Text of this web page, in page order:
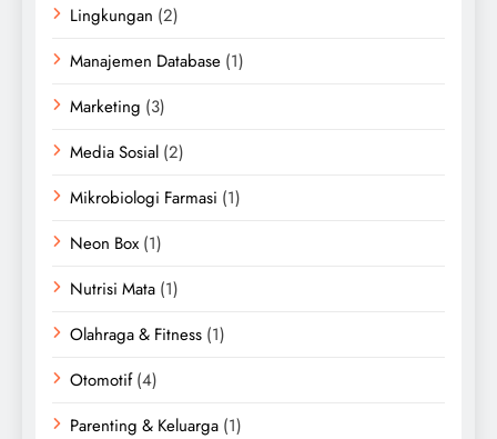
Lingkungan (2)
Manajemen Database (1)
Marketing (3)
Media Sosial (2)
Mikrobiologi Farmasi (1)
Neon Box (1)
Nutrisi Mata (1)
Olahraga & Fitness (1)
Otomotif(4)
Parenting & Keluarga (1)